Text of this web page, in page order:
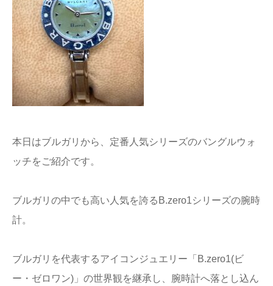
本日はブルガリから、定番人気シリーズのバングルウォ
ッチをご紹介です。
ブルガリの中でも高い人気を誇るB.zero1シリーズの腕時
計。
ブルガリを代表するアイコンジュエリー「B.zero1(ビ
ー・ゼロワン)」の世界観を継承し、腕時計へ落とし込ん